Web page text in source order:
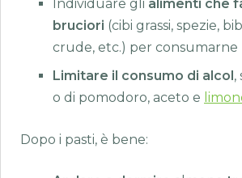
Individuare gli alimenti che
bruciori (cibi grassi, spezie,
crude, etc.) per consumarne
Limitare il consumo di alcol,
o di pomodoro, aceto e
Dopo i pasti, è bene: